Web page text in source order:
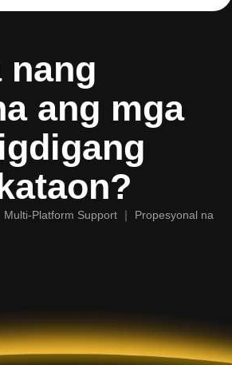
nang
ang mga
Multi-Platform Support ｜ Propesyonal na